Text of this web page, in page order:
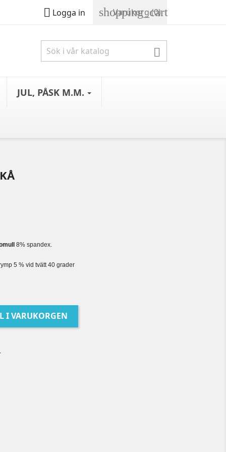
 Logga in shopping_cart
Varukorg (0)

JUL, PÅSK M.M.
8% spandex.
5 % vid tvätt 40 grader
I VARUKORGEN